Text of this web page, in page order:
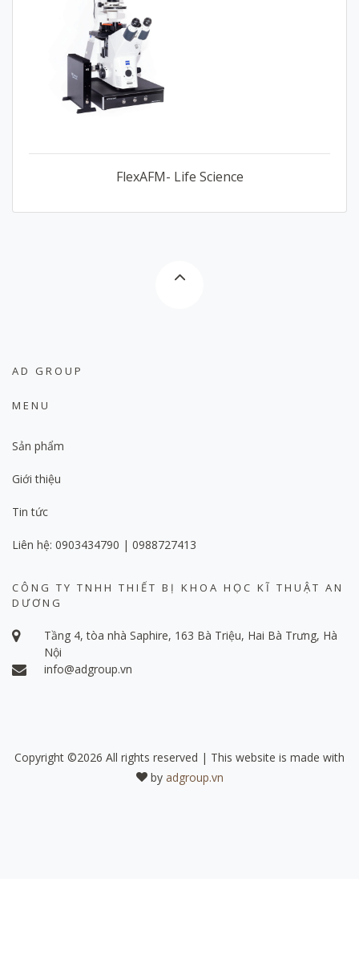
FlexAFM- Life Science
AD GROUP
MENU
Sản phẩm
Giới thiệu
Tin tức
Liên hệ: 0903434790 | 0988727413
CÔNG TY TNHH THIẾT BỊ KHOA HỌC KĨ THUẬT AN
DƯƠNG
Tầng 4, tòa nhà Saphire, 163 Bà Triệu, Hai Bà Trưng, Hà
Nội
info@adgroup.vn
Copyright ©2026 All rights reserved | This website is made with
by adgroup.vn